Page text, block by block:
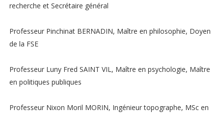
recherche et Secrétaire général
Professeur Pinchinat BERNADIN, Maître en philosophie, Doyen
de la FSE
Professeur Luny Fred SAINT VIL, Maître en psychologie, Maître
en politiques publiques
Professeur Nixon Moril MORIN, Ingénieur topographe, MSc en